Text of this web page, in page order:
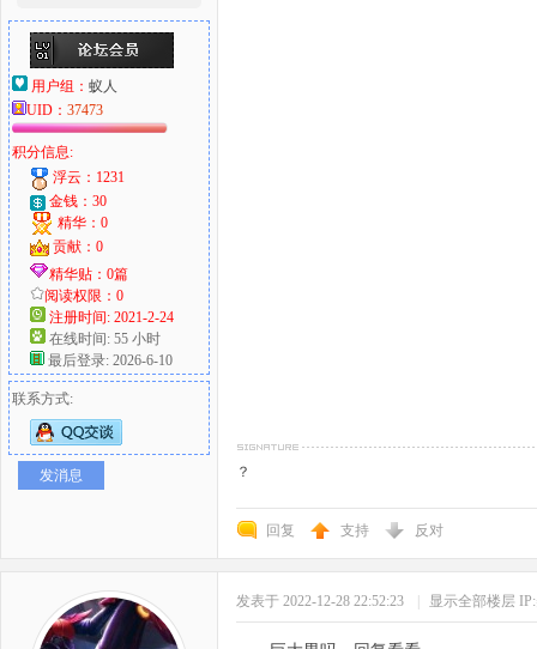
用户组： 蚁人
UID： 37473
积分信息:
浮云：1231
金钱：30
精华：0
贡献：0
精华贴：0篇
阅读权限：0
注册时间: 2021-2-24
在线时间: 55 小时
最后登录: 2026-6-10
联系方式:
发消息 ？
回复 支持 反对
发表于 2022-12-28 22:52:23 显示全部楼层